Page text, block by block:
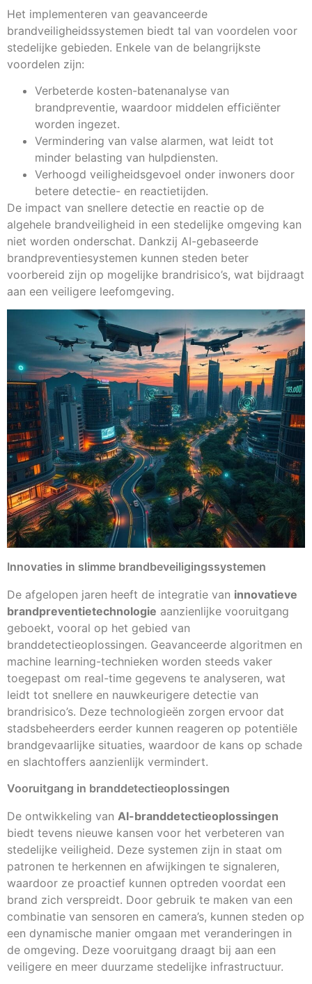
Het implementeren van geavanceerde
brandveiligheidssystemen biedt tal van voordelen voor
stedelijke gebieden. Enkele van de belangrijkste
voordelen zijn:
Verbeterde kosten-batenanalyse van
brandpreventie, waardoor middelen efficiënter
worden ingezet.
Vermindering van valse alarmen, wat leidt tot
minder belasting van hulpdiensten.
Verhoogd veiligheidsgevoel onder inwoners door
betere detectie- en reactietijden.
De impact van snellere detectie en reactie op de
algehele brandveiligheid in een stedelijke omgeving kan
niet worden onderschat. Dankzij AI-gebaseerde
brandpreventiesystemen kunnen steden beter
voorbereid zijn op mogelijke brandrisico’s, wat bijdraagt
aan een veiligere leefomgeving.
Innovaties in slimme brandbeveiligingssystemen
De afgelopen jaren heeft de integratie van innovatieve
brandpreventietechnologie aanzienlijke vooruitgang
geboekt, vooral op het gebied van
branddetectieoplossingen. Geavanceerde algoritmen en
machine learning-technieken worden steeds vaker
toegepast om real-time gegevens te analyseren, wat
leidt tot snellere en nauwkeurigere detectie van
brandrisico’s. Deze technologieën zorgen ervoor dat
stadsbeheerders eerder kunnen reageren op potentiële
brandgevaarlijke situaties, waardoor de kans op schade
en slachtoffers aanzienlijk vermindert.
Vooruitgang in branddetectieoplossingen
De ontwikkeling van AI-branddetectieoplossingen
biedt tevens nieuwe kansen voor het verbeteren van
stedelijke veiligheid. Deze systemen zijn in staat om
patronen te herkennen en afwijkingen te signaleren,
waardoor ze proactief kunnen optreden voordat een
brand zich verspreidt. Door gebruik te maken van een
combinatie van sensoren en camera’s, kunnen steden op
een dynamische manier omgaan met veranderingen in
de omgeving. Deze vooruitgang draagt bij aan een
veiligere en meer duurzame stedelijke infrastructuur.